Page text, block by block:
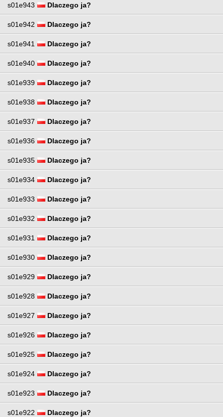
s01e943 Dlaczego ja?
s01e942 Dlaczego ja?
s01e941 Dlaczego ja?
s01e940 Dlaczego ja?
s01e939 Dlaczego ja?
s01e938 Dlaczego ja?
s01e937 Dlaczego ja?
s01e936 Dlaczego ja?
s01e935 Dlaczego ja?
s01e934 Dlaczego ja?
s01e933 Dlaczego ja?
s01e932 Dlaczego ja?
s01e931 Dlaczego ja?
s01e930 Dlaczego ja?
s01e929 Dlaczego ja?
s01e928 Dlaczego ja?
s01e927 Dlaczego ja?
s01e926 Dlaczego ja?
s01e925 Dlaczego ja?
s01e924 Dlaczego ja?
s01e923 Dlaczego ja?
s01e922 Dlaczego ja?